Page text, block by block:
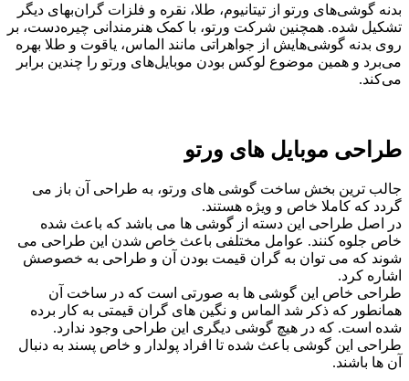
بدنه گوشی‌های ورتو از تیتانیوم، طلا، نقره و فلزات گران‌بهای دیگر
تشکیل شده. همچنین شرکت ورتو، با کمک هنرمندانی چیره‌دست، بر
روی بدنه گوشی‌هایش از جواهراتی مانند الماس، یاقوت و طلا بهره
می‌برد و همین موضوع لوکس بودن موبایل‌های ورتو را چندین برابر
می‌کند.
طراحی موبایل های ورتو
جالب ترین بخش ساخت گوشی های ورتو، به طراحی آن باز می
گردد که کاملا خاص و ویژه هستند.
در اصل طراحی این دسته از گوشی ها می باشد که باعث شده
خاص جلوه کنند. عوامل مختلفی باعث خاص شدن این طراحی می
شوند که می توان به گران قیمت بودن آن و طراحی به خصوصش
اشاره کرد.
طراحی خاص این گوشی ها به صورتی است که در ساخت آن
همانطور که ذکر شد الماس و نگین های گران قیمتی به کار برده
شده است. که در هیچ گوشی دیگری این طراحی وجود ندارد.
طراحی این گوشی باعث شده تا افراد پولدار و خاص پسند به دنبال
آن ها باشند.